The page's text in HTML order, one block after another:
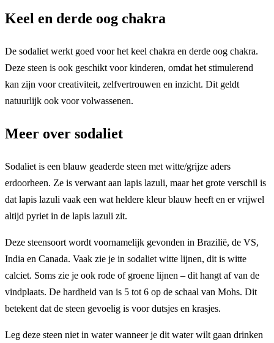
Keel en derde oog chakra
De sodaliet werkt goed voor het keel chakra en derde oog chakra.
Deze steen is ook geschikt voor kinderen, omdat het stimulerend
kan zijn voor creativiteit, zelfvertrouwen en inzicht. Dit geldt
natuurlijk ook voor volwassenen.
Meer over sodaliet
Sodaliet is een blauw geaderde steen met witte/grijze aders
erdoorheen. Ze is verwant aan lapis lazuli, maar het grote verschil is
dat lapis lazuli vaak een wat heldere kleur blauw heeft en er vrijwel
altijd pyriet in de lapis lazuli zit.
Deze steensoort wordt voornamelijk gevonden in Brazilië, de VS,
India en Canada. Vaak zie je in sodaliet witte lijnen, dit is witte
calciet. Soms zie je ook rode of groene lijnen – dit hangt af van de
vindplaats. De hardheid van is 5 tot 6 op de schaal van Mohs. Dit
betekent dat de steen gevoelig is voor dutsjes en krasjes.
Leg deze steen niet in water wanneer je dit water wilt gaan drinken